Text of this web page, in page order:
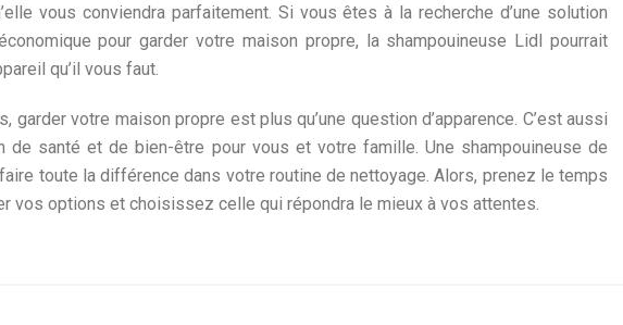
vous conviendra parfaitement. Si vous êtes à la recherche d’une solution
pour garder votre maison propre, la shampouineuse Lidl pourrait
qu’il vous faut.
garder votre maison propre est plus qu’une question d’apparence. C’est aussi
de santé et de bien-être pour vous et votre famille. Une shampouineuse de
toute la différence dans votre routine de nettoyage. Alors, prenez le temps
vos options et choisissez celle qui répondra le mieux à vos attentes.